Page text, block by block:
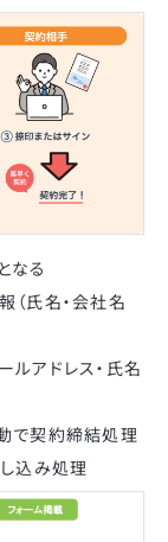
なる
（氏名・会社名
ルアドレス・氏名
で契約締結処理
込み処理